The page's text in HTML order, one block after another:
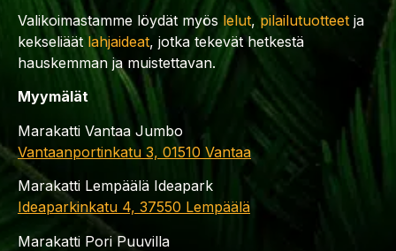
Valikoimastamme löydät myös lelut,pilailutuotteet ja
kekseliäät lahjaideat, jotka tekevät hetkestä
hauskemman ja muistettavan.
Myymälät
Marakatti Vantaa Jumbo
Vantaanportinkatu 3, 01510 Vantaa
Marakatti Lempäälä Ideapark
Ideaparkinkatu 4, 37550 Lempäälä
Marakatti Pori Puuvilla